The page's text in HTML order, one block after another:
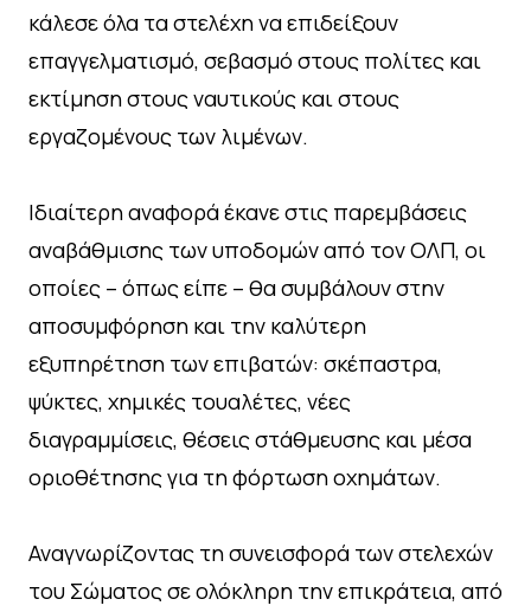
κάλεσε όλα τα στελέχη να επιδείξουν
επαγγελματισμό, σεβασμό στους πολίτες και
εκτίμηση στους ναυτικούς και στους
εργαζομένους των λιμένων.
Ιδιαίτερη αναφορά έκανε στις παρεμβάσεις
αναβάθμισης των υποδομών από τον ΟΛΠ, οι
οποίες – όπως είπε – θα συμβάλουν στην
αποσυμφόρηση και την καλύτερη
εξυπηρέτηση των επιβατών: σκέπαστρα,
ψύκτες, χημικές τουαλέτες, νέες
διαγραμμίσεις, θέσεις στάθμευσης και μέσα
οριοθέτησης για τη φόρτωση οχημάτων.
Αναγνωρίζοντας τη συνεισφορά των στελεχών
του Σώματος σε ολόκληρη την επικράτεια, από